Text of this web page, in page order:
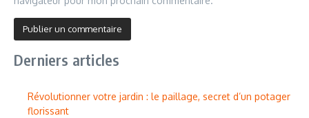
Derniers articles
Révolutionner votre jardin : le paillage, secret d’un potager
florissant